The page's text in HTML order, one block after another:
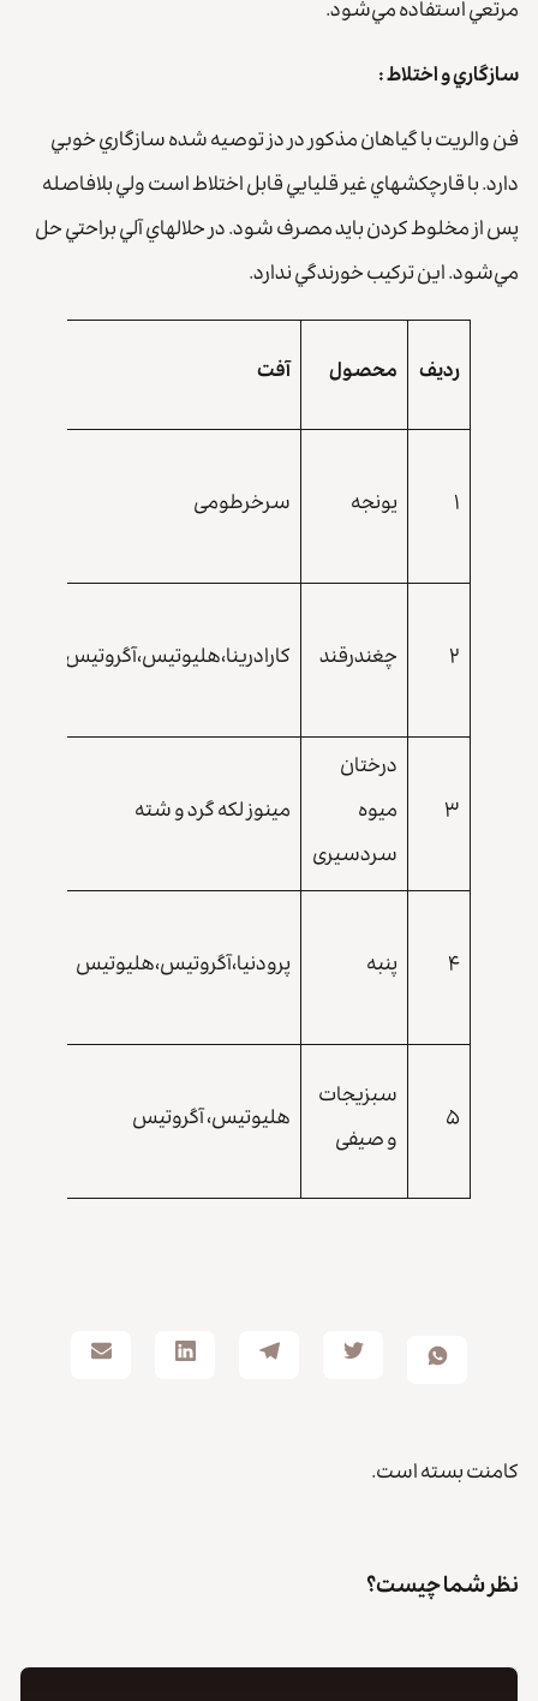
مرتعي استفاده مي‌شود.
سازگاري و اختلاط :
فن والريت با گياهان مذكور در دز توصيه شده سازگاري خوبي
دارد. با قارچكشهاي غير قليايي قابل اختلاط است ولي بلافاصله
پس از مخلوط كردن بايد مصرف شود. در حلالهاي آلي براحتي حل
مي‌شود. اين تركيب خورندگي ندارد.
ردیف محصول آفت
۱ یونجه سرخرطومی
۲ چغندرقند کارادرینا،هلیوتیس،آگروتیس
۳
درختان
میوه
سردسیری
مینوز لکه گرد و شته
۴ پنبه پرودنیا،آگروتیس،هلیوتیس
۵
سبزیجات
و صیفی
هلیوتیس، آگروتیس
کامنت بسته است.
نظر شما چیست؟